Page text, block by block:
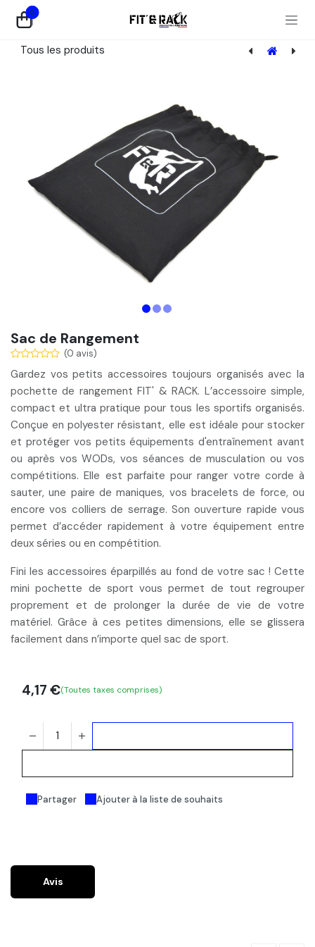
Se rendre au contenu
0
Tous les produits
Sac de Rangement
(0 avis)
Gardez vos petits accessoires toujours organisés avec la
pochette de rangement FIT' & RACK. L’accessoire simple,
compact et ultra pratique pour tous les sportifs organisés.
Conçue en polyester résistant, elle est idéale pour stocker
et protéger vos petits équipements d'entraînement avant
ou après vos WODs, vos séances de musculation ou vos
compétitions. Elle est parfaite pour ranger votre corde à
sauter, une paire de maniques, vos bracelets de force, ou
encore vos colliers de serrage. Son ouverture rapide vous
permet d’accéder rapidement à votre équipement entre
deux séries ou en compétition.
Fini les accessoires éparpillés au fond de votre sac ! Cette
mini pochette de sport vous permet de tout regrouper
proprement et de prolonger la durée de vie de votre
matériel. Grâce à ces petites dimensions, elle se glissera
facilement dans n’importe quel sac de sport.
Partager Ajouter à la liste de souhaits
4,17 €(Toutes taxes comprises)
Avis